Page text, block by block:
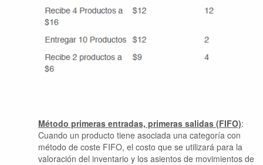
Método primeras entradas, primeras salidas (FIFO):
Cuando un producto tiene asociada una categoría con
método de coste FIFO, el costo que se utilizará para la
valoración del inventario y los asientos de movimientos de